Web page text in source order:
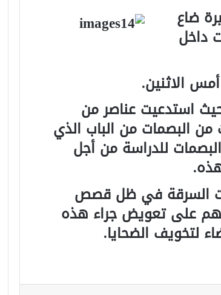
ضاع
داخل
الاثنين.
استدعيت عناصر من
من البصمات من الباب الذي
للدراسة من أجل
السرقة في ظل قصص
على تعويض جراء هذه
لتخويف الضحايا.